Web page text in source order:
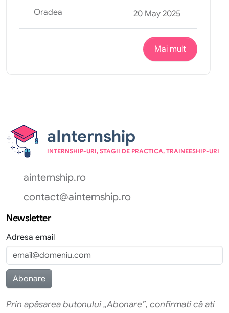
Oradea 20 May 2025
Mai mult
aInternship
INTERNSHIP-URI, STAGII DE PRACTICA, TRAINEESHIP-URI
ainternship.ro
contact@ainternship.ro
Newsletter
Adresa email
Prin apăsarea butonului „Abonare”, confirmati că ati